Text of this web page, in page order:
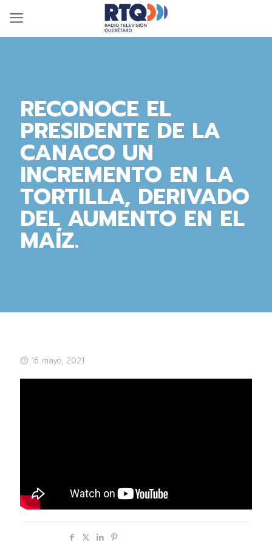
RECONOCE EL
PRESIDENTE DE LA
CANACO UN
INCREMENTO EN LA
TORTILLA, DERIVADO
DEL AUMENTO EN EL
MAÍZ.
16 mayo, 2021